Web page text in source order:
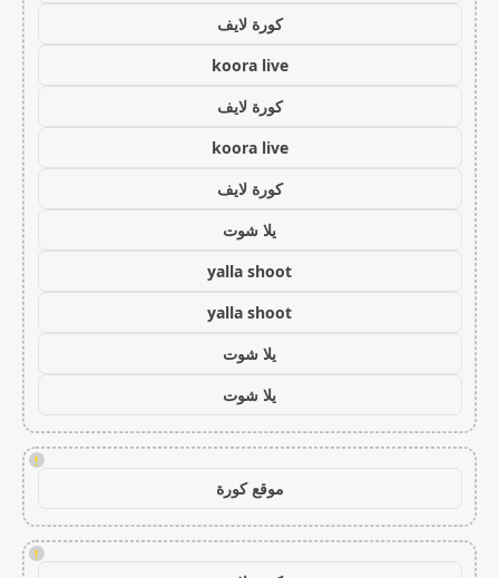
كورة لايف
koora live
كورة لايف
koora live
كورة لايف
يلا شوت
yalla shoot
yalla shoot
يلا شوت
يلا شوت
!
موقع كورة
!